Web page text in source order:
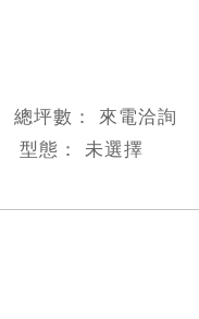
總坪數： 來電洽詢
型態：未選擇